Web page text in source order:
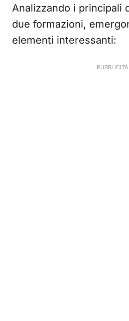
Analizzando i principali
due formazioni,
elementi interessanti: